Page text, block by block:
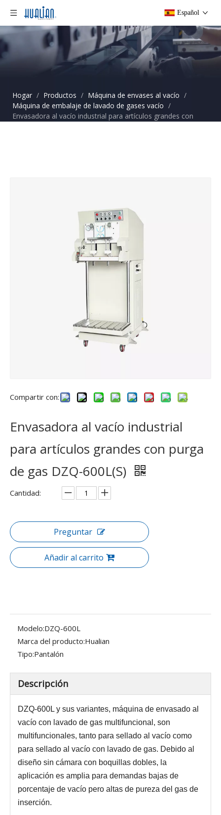
Español
Hogar / Productos / Máquina de envases al vacío /
Máquina de embalaje de lavado de gases vacío /
Envasadora al vacío industrial para artículos grandes con
Compartir con:
Envasadora al vacío industrial
para artículos grandes con purga
de gas DZQ-600L(S)
Cantidad:
Preguntar
Añadir al carrito
Modelo:DZQ-600L
Marca del producto:Hualian
Tipo:Pantalón
Descripción
DZQ-600L y sus variantes, máquina de envasado al
vacío con lavado de gas multifuncional, son
multifuncionales, tanto para sellado al vacío como
para sellado al vacío con lavado de gas. Debido al
diseño sin cámara con boquillas dobles, la
aplicación es amplia para demandas bajas de
porcentaje de vacío pero altas de pureza del gas de
inserción.